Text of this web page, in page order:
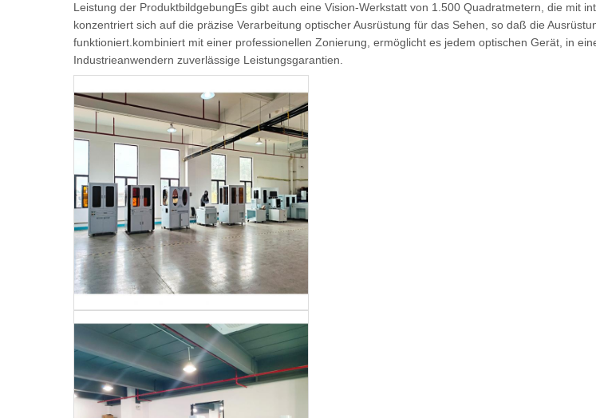
Leistung der ProduktbildgebungEs gibt auch eine Vision-Werkstatt von 1.500 Quadratmetern, die mit
konzentriert sich auf die präzise Verarbeitung optischer Ausrüstung für das Sehen, so daß die
funktioniert.kombiniert mit einer professionellen Zonierung, ermöglicht es jedem optischen Gerät, in
Industrieanwendern zuverlässige Leistungsgarantien.